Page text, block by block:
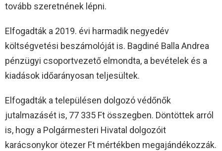
tovább szeretnének lépni.
Elfogadták a 2019. évi harmadik negyedév
költségvetési beszámolóját is. Bagdiné Balla Andrea
pénzügyi csoportvezető elmondta, a bevételek és a
kiadások időarányosan teljesültek.
Elfogadták a településen dolgozó védőnők
jutalmazásét is, 77 335 Ft összegben. Döntöttek arról
is, hogy a Polgármesteri Hivatal dolgozóit
karácsonykor ötezer Ft mértékben megajándékozzák.